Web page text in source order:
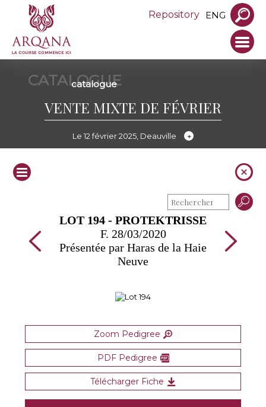
Repository ENG
CATALOGUE
catalogue
VENTE MIXTE DE FÉVRIER
Le 12 février 2025, Deauville
LOT 194 - PROTEKTRISSE
F. 28/03/2020
Présentée par Haras de la Haie
Neuve
Zoom Pedigree
PDF Pedigree
Télécharger Fiche